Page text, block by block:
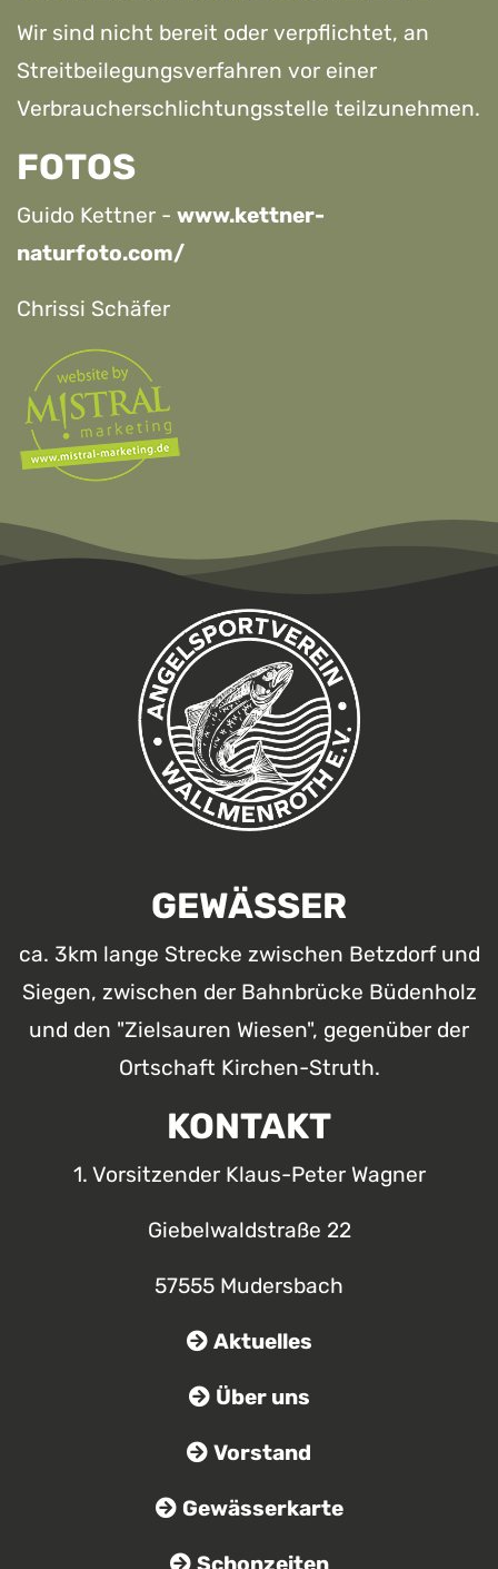
Wir sind nicht bereit oder verpflichtet, an
Streitbeilegungsverfahren vor einer
Verbraucherschlichtungsstelle teilzunehmen.
FOTOS
Guido Kettner - www.kettner-
naturfoto.com/
Chrissi Schäfer
GEWÄSSER
ca. 3km lange Strecke zwischen Betzdorf und
Siegen, zwischen der Bahnbrücke Büdenholz
und den "Zielsauren Wiesen", gegenüber der
Ortschaft Kirchen-Struth.
KONTAKT
1. Vorsitzender Klaus-Peter Wagner
Giebelwaldstraße 22
57555 Mudersbach
Aktuelles
Über uns
Vorstand
Gewässerkarte